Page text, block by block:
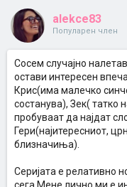
alekce83
Популарен член
Сосем случајно
остави интересен
Крис(има малечко
состанува), Зек( татко
пробуваат да најдат
Гери(најитересниот,
близначиња).
Серијата е релативно